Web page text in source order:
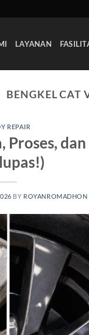
LAYANAN
BENGKEL CAT
REPAIR
Proses,
BY ROYANROMADHON